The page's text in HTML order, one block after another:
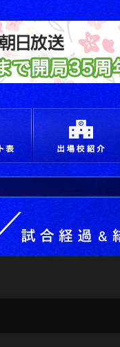
トーナメント